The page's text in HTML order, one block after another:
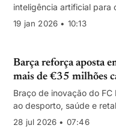
inteligência artificial para
reforçando a oferta de
19 jan 2026 • 10:13
Barça reforça aposta
mais de €35 milhões
Braço de inovação do
ao desporto, saúde e
rondas a valorizar a
28 jul 2026 • 07:46